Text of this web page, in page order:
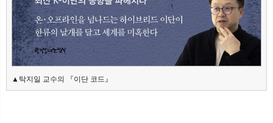
▲탁지일 교수의 『이단 코드』